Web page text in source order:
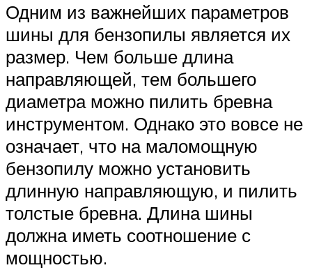
Одним из важнейших параметров
шины для бензопилы является их
размер. Чем больше длина
направляющей, тем большего
диаметра можно пилить бревна
инструментом. Однако это вовсе не
означает, что на маломощную
бензопилу можно установить
длинную направляющую, и пилить
толстые бревна. Длина шины
должна иметь соотношение с
мощностью.